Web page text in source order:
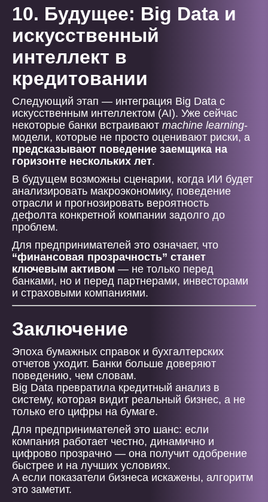
10. Будущее: Big Data и
искусственный
интеллект в
кредитовании
Следующий этап — интеграция Big Data с
искусственным интеллектом (AI). Уже сейчас
некоторые банки встраивают machine learning-
модели, которые не просто оценивают риски, а
предсказывают поведение заемщика на
горизонте нескольких лет.
В будущем возможны сценарии, когда ИИ будет
анализировать макроэкономику, поведение
отрасли и прогнозировать вероятность
дефолта конкретной компании задолго до
проблем.
Для предпринимателей это означает, что
“финансовая прозрачность” станет
ключевым активом — не только перед
банками, но и перед партнерами, инвесторами
и страховыми компаниями.
Заключение
Эпоха бумажных справок и бухгалтерских
отчетов уходит. Банки больше доверяют
поведению, чем словам.
Big Data превратила кредитный анализ в
систему, которая видит реальный бизнес, а не
только его цифры на бумаге.
Для предпринимателей это шанс: если
компания работает честно, динамично и
цифрово прозрачно — она получит одобрение
быстрее и на лучших условиях.
А если показатели бизнеса искажены, алгоритм
это заметит.